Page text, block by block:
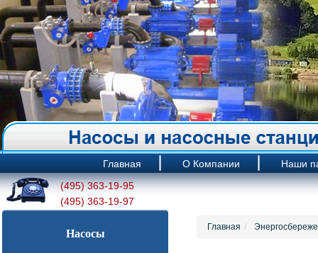
Главная О Компании
Наши
(495) 363-19-95
(495) 363-19-97
Насосы
Главная